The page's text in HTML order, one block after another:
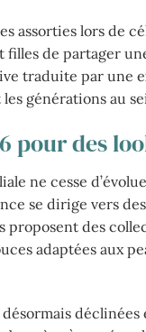
assorties lors de
filles de partager
traduite par une
générations au
pour des
ne cesse
se dirige vers
des
adaptées aux